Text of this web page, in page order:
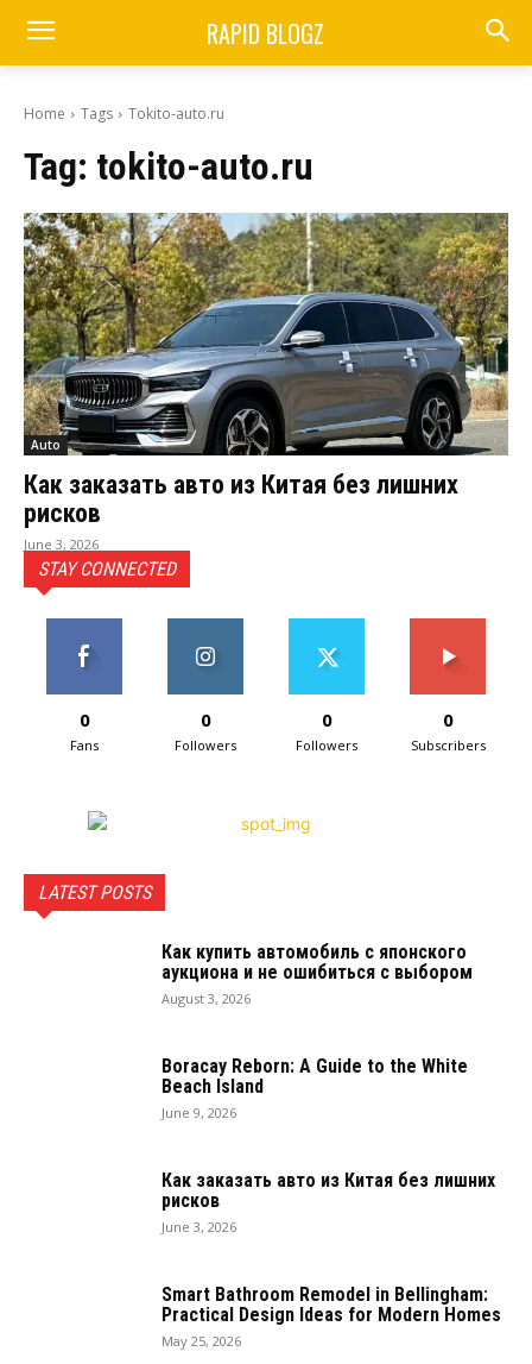
RAPID BLOGZ
Home Tags Tokito-auto.ru
Tag: tokito-auto.ru
Auto
Как заказать авто из Китая без лишних
рисков
June 3, 2026
STAY CONNECTED
0
Fans
0
Followers
0
Followers
0
Subscribers
LATEST POSTS
Как купить автомобиль с японского
аукциона и не ошибиться с выбором
August 3, 2026
Boracay Reborn: A Guide to the White
Beach Island
June 9, 2026
Как заказать авто из Китая без лишних
рисков
June 3, 2026
Smart Bathroom Remodel in Bellingham:
Practical Design Ideas for Modern Homes
May 25, 2026